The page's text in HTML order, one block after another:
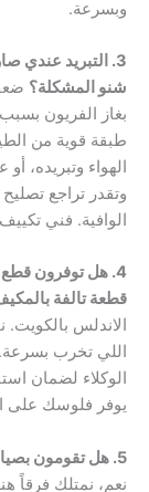
وبسرعة.
3. التبريد عندي
شنو المشكلة؟
بغاز الفريون
طبقة قوية من
الهواء وتبريده،
وتقدر تراجع
الوافية. فني
4. هل توفرون قطع
قطعة تالفة
الاندلس
اللي تخرب
الوكلاء لضمان
يوفر فلوسك على
5. هل تقومون بصيانة وتصليح التكييف المركزي والمخفي (الدكت)؟
نعم، نمتلك فرقاً